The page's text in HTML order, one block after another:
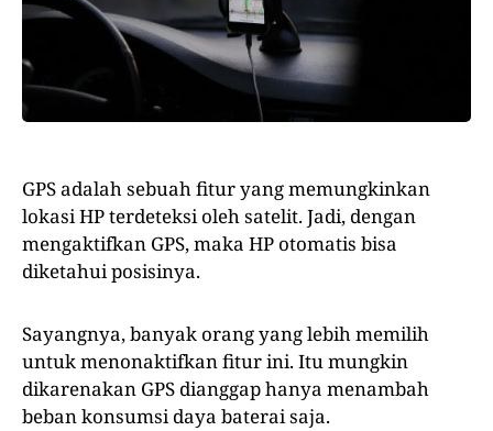
GPS adalah sebuah fitur yang memungkinkan
lokasi HP terdeteksi oleh satelit. Jadi, dengan
mengaktifkan GPS, maka HP otomatis bisa
diketahui posisinya.
Sayangnya, banyak orang yang lebih memilih
untuk menonaktifkan fitur ini. Itu mungkin
dikarenakan GPS dianggap hanya menambah
beban konsumsi daya baterai saja.